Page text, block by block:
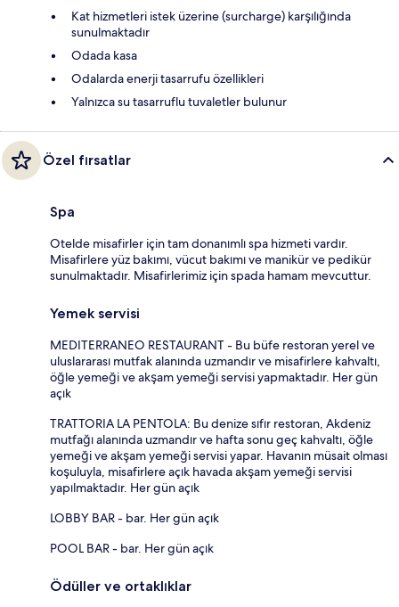
Kat hizmetleri istek üzerine (surcharge) karşılığında
sunulmaktadır
Odada kasa
Odalarda enerji tasarrufu özellikleri
Yalnızca su tasarruflu tuvaletler bulunur
Özel fırsatlar
Spa
Otelde misafirler için tam donanımlı spa hizmeti vardır.
Misafirlere yüz bakımı, vücut bakımı ve manikür ve pedikür
sunulmaktadır. Misafirlerimiz için spada hamam mevcuttur.
Yemek servisi
MEDITERRANEO RESTAURANT - Bu büfe restoran yerel ve
uluslararası mutfak alanında uzmandır ve misafirlere kahvaltı,
öğle yemeği ve akşam yemeği servisi yapmaktadır. Her gün
açık
TRATTORIA LA PENTOLA: Bu denize sıfır restoran, Akdeniz
mutfağı alanında uzmandır ve hafta sonu geç kahvaltı, öğle
yemeği ve akşam yemeği servisi yapar. Havanın müsait olması
koşuluyla, misafirlere açık havada akşam yemeği servisi
yapılmaktadır. Her gün açık
LOBBY BAR - bar. Her gün açık
POOL BAR - bar. Her gün açık
Ödüller ve ortaklıklar